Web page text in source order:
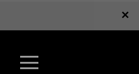
×
×